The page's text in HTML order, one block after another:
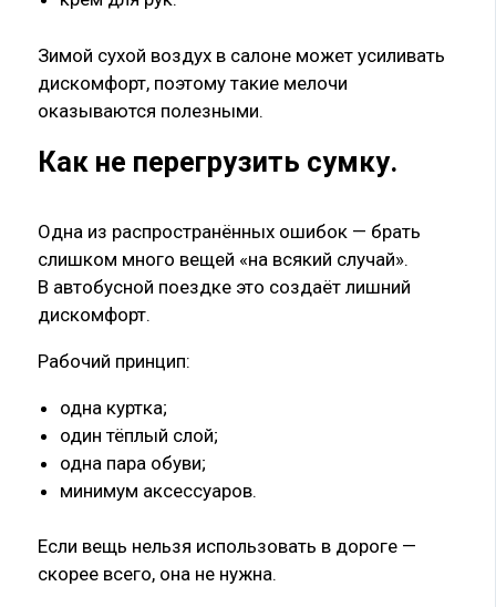
Зимой сухой воздух в салоне может усиливать
дискомфорт, поэтому такие мелочи
оказываются полезными.
Как не перегрузить сумку.
Одна из распространённых ошибок — брать
слишком много вещей «на всякий случай».
В автобусной поездке это создаёт лишний
дискомфорт.
Рабочий принцип:
одна куртка;
один тёплый слой;
одна пара обуви;
минимум аксессуаров.
Если вещь нельзя использовать в дороге —
скорее всего, она не нужна.